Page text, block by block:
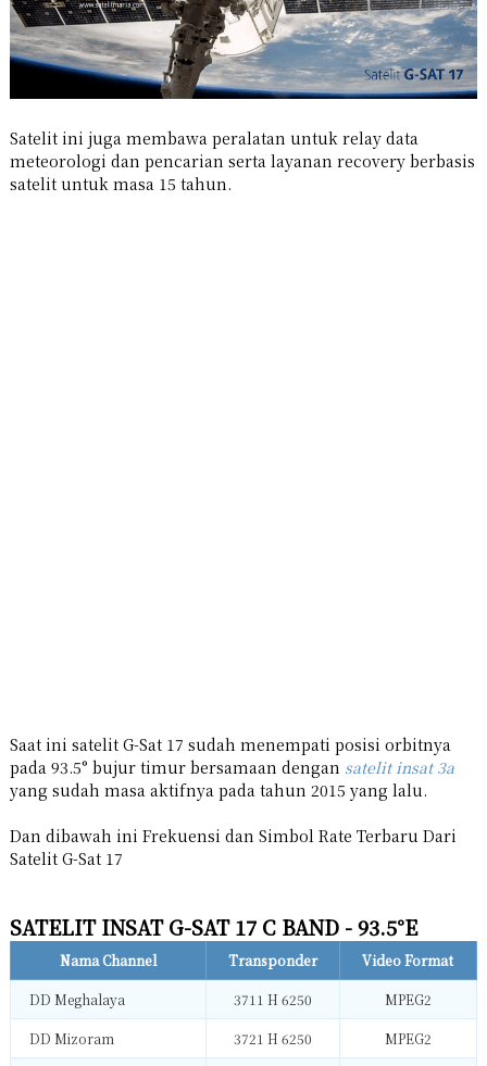
Satelit ini juga membawa peralatan untuk relay data
meteorologi dan pencarian serta layanan recovery berbasis
satelit untuk masa 15 tahun.
Saat ini satelit G-Sat 17 sudah menempati posisi orbitnya
pada 93.5° bujur timur bersamaan dengan satelit insat 3a
yang sudah masa aktifnya pada tahun 2015 yang lalu.
Dan dibawah ini Frekuensi dan Simbol Rate Terbaru Dari
Satelit G-Sat 17
SATELIT INSAT G-SAT 17 C BAND - 93.5°E
Nama Channel Transponder Video Format
DD Meghalaya 3711 H 6250 MPEG2
DD Mizoram 3721 H 6250 MPEG2